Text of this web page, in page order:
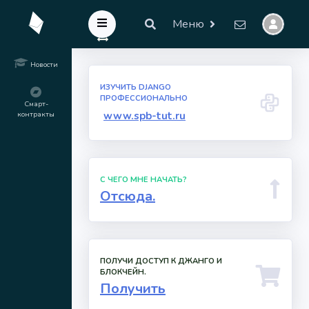
Новости
Смарт-
контракты
Меню
ИЗУЧИТЬ DJANGO
ПРОФЕССИОНАЛЬНО
www.spb-tut.ru
С ЧЕГО МНЕ НАЧАТЬ?
Отсюда.
ПОЛУЧИ ДОСТУП К ДЖАНГО И
БЛОКЧЕЙН.
Получить